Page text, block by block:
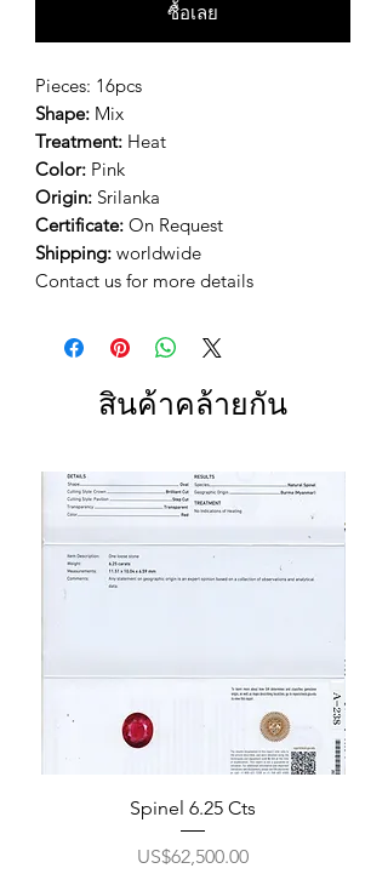
ซื้อเลย
Pieces: 16pcs
Shape: Mix
Treatment: Heat
Color: Pink
Origin: Srilanka
Certificate: On Request
Shipping: worldwide
Contact us for more details
สินค้าคล้ายกัน
Spinel 6.25 Cts
ราคา
US$62,500.00